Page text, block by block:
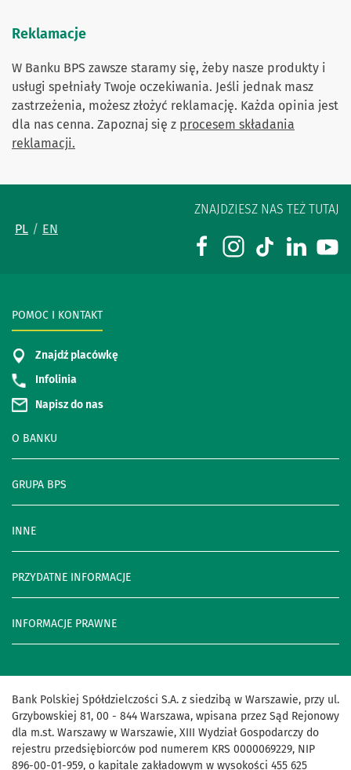
Reklamacje
W Banku BPS zawsze staramy się, żeby nasze produkty i
usługi spełniały Twoje oczekiwania. Jeśli jednak masz
zastrzeżenia, możesz złożyć reklamację. Każda opinia jest
dla nas cenna. Zapoznaj się z procesem składania
reklamacji.
PL EN
ZNAJDZIESZ NAS TEŻ TUTAJ
POMOC I KONTAKT
Znajdź placówkę
Infolinia
Napisz do nas
O BANKU
GRUPA BPS
INNE
PRZYDATNE INFORMACJE
INFORMACJE PRAWNE
Bank Polskiej Spółdzielczości S.A. z siedzibą w Warszawie, przy ul.
Grzybowskiej 81, 00 - 844 Warszawa, wpisana przez Sąd Rejonowy
dla m.st. Warszawy w Warszawie, XIII Wydział Gospodarczy do
rejestru przedsiębiorców pod numerem KRS 0000069229, NIP
896-00-01-959, o kapitale zakładowym w wysokości 455 625